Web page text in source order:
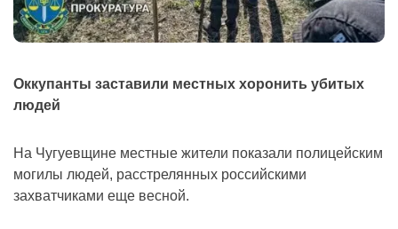
Оккупанты заставили местных хоронить убитых
людей
На Чугуевщине местные жители показали полицейским
могилы людей, расстрелянных российскими
захватчиками еще весной.